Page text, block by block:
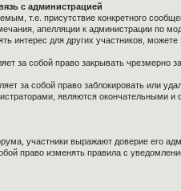
с администрацией
т.е. присутствие конкретного
апелляции к администрации по
интерес для других участников,
за собой право закрывать чрезмерно
за собой право заблокировать или
являются окончательными и
участники выражают доверие его
право изменять правила с